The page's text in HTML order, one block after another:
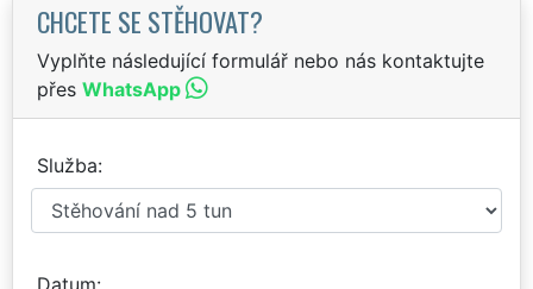
CHCETE SE STĚHOVAT?
Vyplňte následující formulář nebo nás kontaktujte
přes WhatsApp
Služba
Datum